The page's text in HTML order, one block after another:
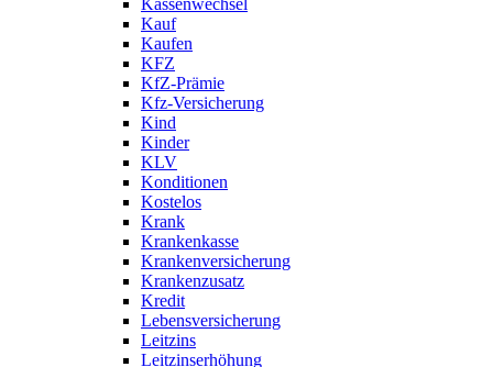
Kassenwechsel
Kauf
Kaufen
KFZ
KfZ-Prämie
Kfz-Versicherung
Kind
Kinder
KLV
Konditionen
Kostelos
Krank
Krankenkasse
Krankenversicherung
Krankenzusatz
Kredit
Lebensversicherung
Leitzins
Leitzinserhöhung